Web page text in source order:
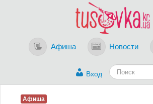
Афиша Новости
Вход
Афиша